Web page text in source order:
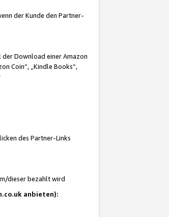
der Kunde den Partner-
Download einer Amazon
Coin“, „Kindle Books“,
des Partner-Links
dieser bezahlt wird
anbieten):